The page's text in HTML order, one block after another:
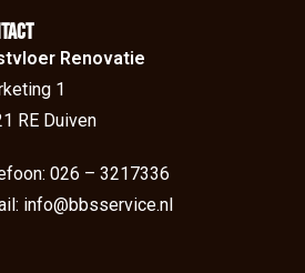
Renovatie
1
RE Duiven
026 – 3217336
info@bbsservice.nl